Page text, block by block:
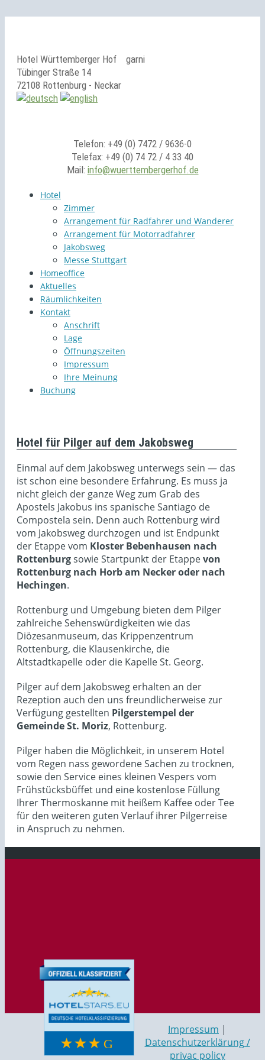
Hotel Württemberger Hof
garni
Tübinger Straße 14
72108 Rottenburg - Neckar
Telefon: +49 (0) 7472 / 9636-0
Telefax: +49 (0) 74 72 / 4 33 40
Mail: info@wuerttembergerhof.de
Hotel
Zimmer
Arrangement für Radfahrer und Wanderer
Arrangement für Motorradfahrer
Jakobsweg
Messe Stuttgart
Homeoffice
Aktuelles
Räumlichkeiten
Kontakt
Anschrift
Lage
Öffnungszeiten
Impressum
Ihre Meinung
Buchung
Hotel für Pilger auf dem Jakobsweg
Einmal auf dem Jakobsweg unterwegs sein — das
ist schon eine besondere Erfahrung. Es muss ja
nicht gleich der ganze Weg zum Grab des
Apostels Jakobus ins spanische Santiago de
Compostela sein. Denn auch Rottenburg wird
vom Jakobsweg durchzogen und ist Endpunkt
der Etappe vom Kloster Bebenhausen nach
Rottenburgsowie Startpunkt der Etappevon
Rottenburg nach Horb am Necker oder nach
Hechingen.
Rottenburg und Umgebung bieten dem Pilger
zahlreiche Sehenswürdigkeiten wie das
Diözesanmuseum, das Krippenzentrum
Rottenburg, die Klausenkirche, die
Altstadtkapelle oder die Kapelle St. Georg.
Pilger auf dem Jakobsweg erhalten an der
Rezeption auch den uns freundlicherweise zur
Verfügung gestellten Pilgerstempel der
Gemeinde St. Moriz, Rottenburg.
Pilger haben die Möglichkeit, in unserem Hotel
vom Regen nass gewordene Sachen zu trocknen,
sowie den Service eines kleinen Vespers vom
Frühstücksbüffet und eine kostenlose Füllung
Ihrer Thermoskanne mit heißem Kaffee oder Tee
für den weiteren guten Verlauf ihrer Pilgerreise
in Anspruch zu nehmen.
Impressum |
Datenschutzerklärung /
privac policy